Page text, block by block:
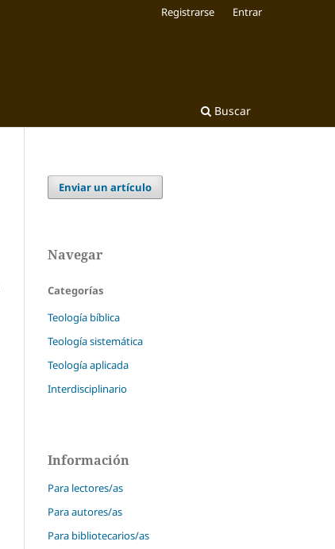
Buscar
Registrarse Entrar
Enviar un artículo
Navegar
Categorías
Teología bíblica
Teología sistemática
Teología aplicada
Interdisciplinario
Información
Para lectores/as
Para autores/as
Para bibliotecarios/as